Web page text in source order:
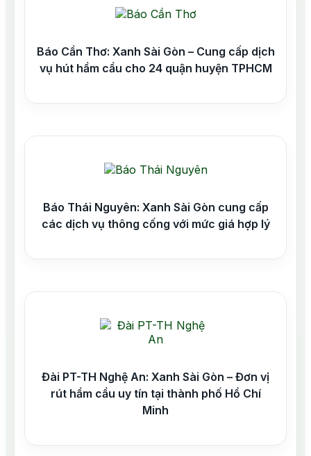
Báo Cần Thơ: Xanh Sài Gòn – Cung cấp dịch
vụ hút hầm cầu cho 24 quận huyện TPHCM
Báo Thái Nguyên: Xanh Sài Gòn cung cấp
các dịch vụ thông cống với mức giá hợp lý
Đài PT-TH Nghệ An: Xanh Sài Gòn – Đơn vị
rút hầm cầu uy tín tại thành phố Hồ Chí
Minh